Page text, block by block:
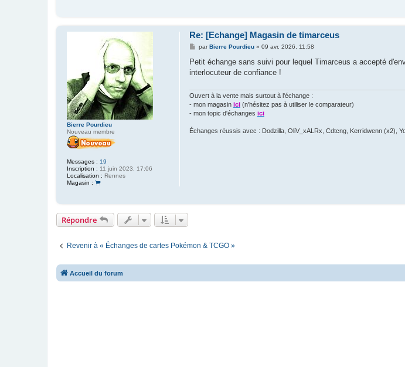
Bierre Pourdieu
Nouveau membre
Messages : 19
Inscription : 11 juin 2023, 17:06
Localisation : Rennes
Magasin :
Re: [Echange] Magasin de timarceus
M
s
a
parBierre Pourdieu» 09 avr. 2026, 11:58
Petit échange sans suivi pour lequel Timarceus a accepté
interlocuteur de confiance !
Ouvert à la vente mais surtout à l'échange :
- mon magasin ici (n'hésitez pas à utiliser le comparateur)
- mon topic d'échanges ici
Échanges réussis avec : Dodzilla, OliV_xALRx, Cdtcng, Kerridwenn (x2),
Répondre
Revenir à « Échanges de cartes Pokémon & TCGO »
Accueil du forum